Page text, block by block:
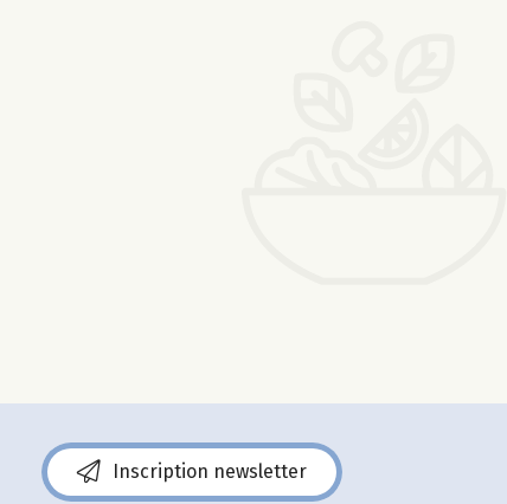
Inscription newsletter